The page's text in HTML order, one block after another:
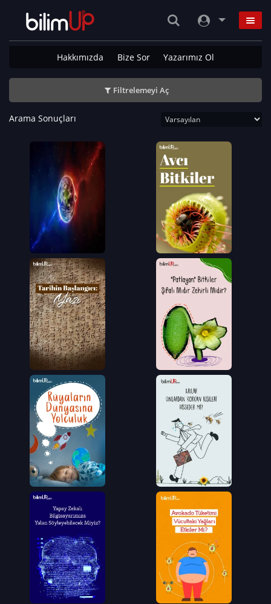
Hakkımızda Bize Sor Yazarımız Ol
Filtrelemeyi Aç
Arama Sonuçları